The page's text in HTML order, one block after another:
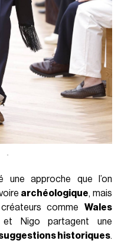
une approche que l’on
archéologique, mais
comme Wales
et Nigo partagent une
historiques.